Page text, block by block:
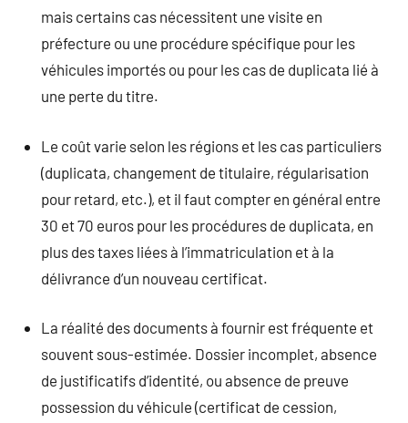
mais certains cas nécessitent une visite en
préfecture ou une procédure spécifique pour les
véhicules importés ou pour les cas de duplicata lié à
une perte du titre.
Le coût varie selon les régions et les cas particuliers
(duplicata, changement de titulaire, régularisation
pour retard, etc.), et il faut compter en général entre
30 et 70 euros pour les procédures de duplicata, en
plus des taxes liées à l’immatriculation et à la
délivrance d’un nouveau certificat.
La réalité des documents à fournir est fréquente et
souvent sous-estimée. Dossier incomplet, absence
de justificatifs d’identité, ou absence de preuve
possession du véhicule (certificat de cession,